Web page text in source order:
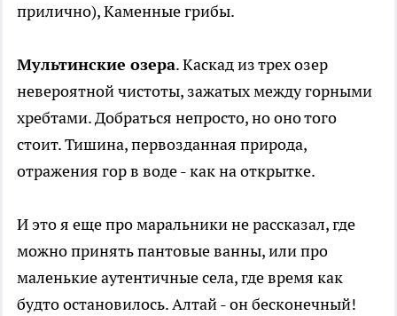
прилично), Каменные грибы.
Мультинские озера. Каскад из трех озер
невероятной чистоты, зажатых между горными
хребтами. Добраться непросто, но оно того
стоит. Тишина, первозданная природа,
отражения гор в воде - как на открытке.
И это я еще про маральники не рассказал, где
можно принять пантовые ванны, или про
маленькие аутентичные села, где время как
будто остановилось. Алтай - он бесконечный!